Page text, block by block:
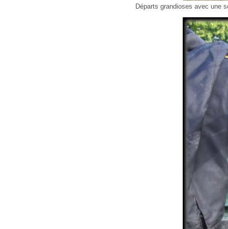
Départs grandioses avec une